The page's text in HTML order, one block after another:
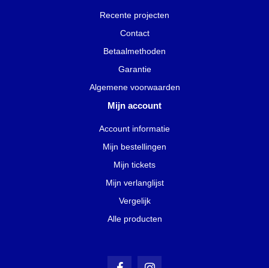
Recente projecten
Contact
Betaalmethoden
Garantie
Algemene voorwaarden
Mijn account
Account informatie
Mijn bestellingen
Mijn tickets
Mijn verlanglijst
Vergelijk
Alle producten